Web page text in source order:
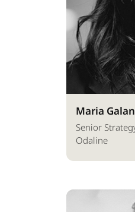
Maria
Senior
Odaline